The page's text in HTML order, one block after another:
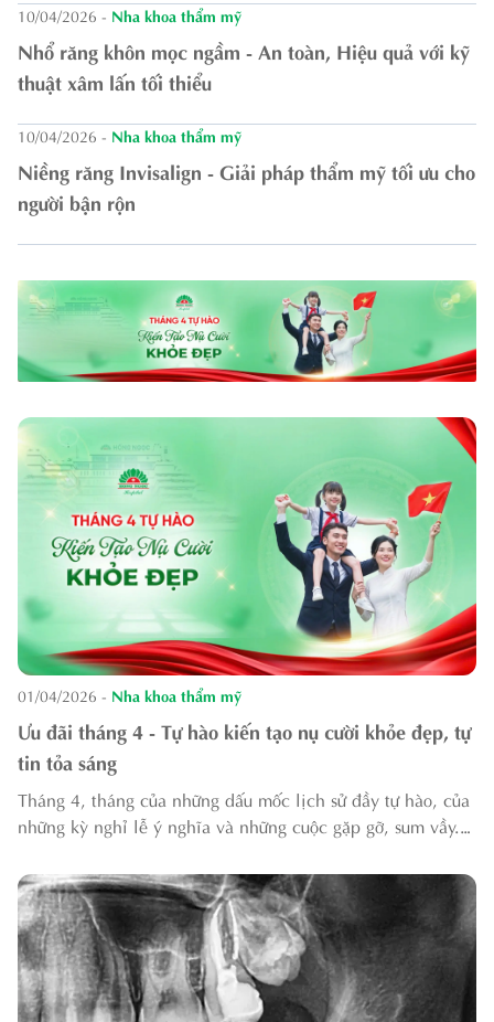
10/04/2026 - Nha khoa thẩm mỹ
Nhổ răng khôn mọc ngầm - An toàn, Hiệu quả với kỹ
thuật xâm lấn tối thiểu
10/04/2026 - Nha khoa thẩm mỹ
Niềng răng Invisalign - Giải pháp thẩm mỹ tối ưu cho
người bận rộn
01/04/2026 - Nha khoa thẩm mỹ
Ưu đãi tháng 4 - Tự hào kiến tạo nụ cười khỏe đẹp, tự
tin tỏa sáng
Tháng 4, tháng của những dấu mốc lịch sử đầy tự hào, của
những kỳ nghỉ lễ ý nghĩa và những cuộc gặp gỡ, sum vầy.
còn là thời điểm mỗi người...